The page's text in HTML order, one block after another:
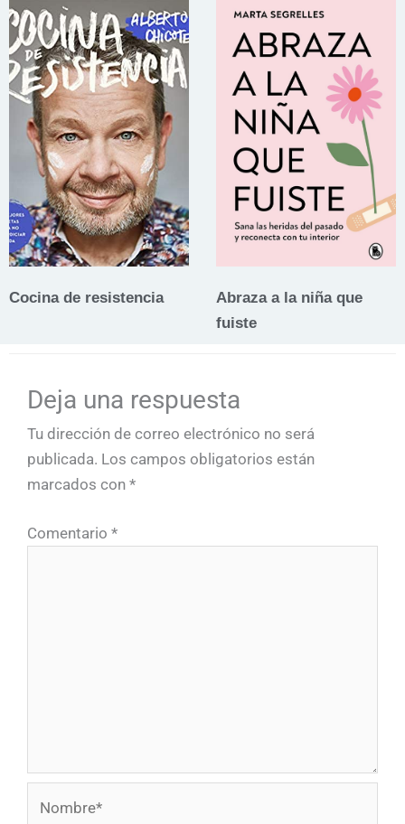
Cocina de resistencia
Abraza a la niña que
fuiste
Deja una respuesta
Tu dirección de correo electrónico no será
publicada. Los campos obligatorios están
marcados con *
Comentario *